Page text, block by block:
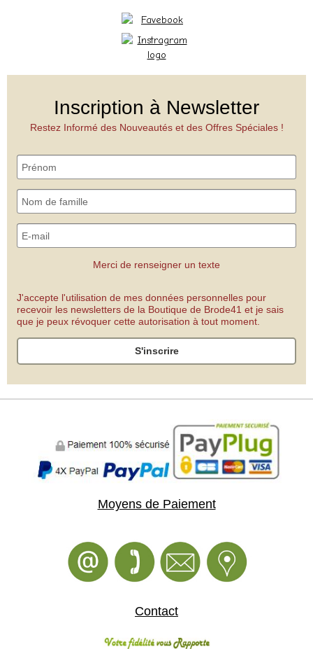
Inscription à Newsletter
Restez Informé des Nouveautés et des Offres Spéciales !
Merci de renseigner un texte
J'accepte l'utilisation de mes données personnelles pour
recevoir les newsletters de la Boutique de Brode41 et je sais
que je peux révoquer cette autorisation à tout moment.
S'inscrire
Moyens de Paiement
Contact